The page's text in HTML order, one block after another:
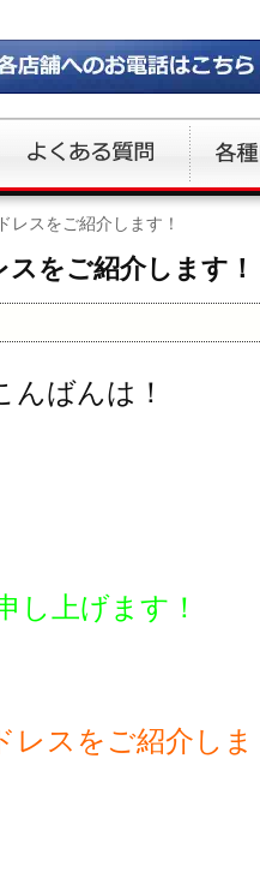
レスをご紹介します！
をご紹介します！
ばんは！
し上げます！
レスをご紹介しま